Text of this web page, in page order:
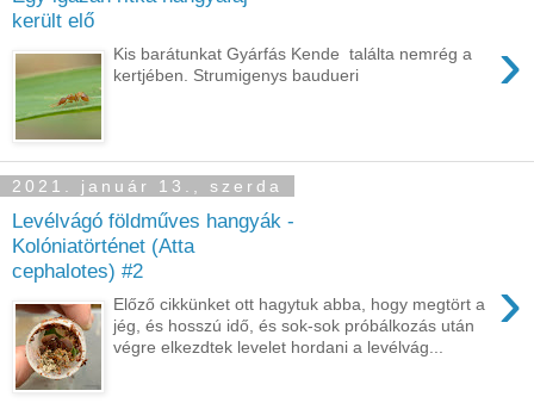
került elő
›
Kis barátunkat Gyárfás Kende találta nemrég a
kertjében. Strumigenys baudueri
2021. január 13., szerda
Levélvágó földműves hangyák -
Kolóniatörténet (Atta
cephalotes) #2
›
Előző cikkünket ott hagytuk abba, hogy megtört a
jég, és hosszú idő, és sok-sok próbálkozás után
végre elkezdtek levelet hordani a levélvág...